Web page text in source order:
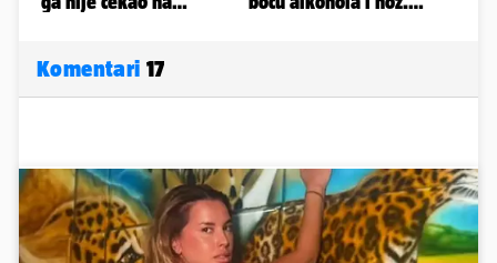
Komentari 17